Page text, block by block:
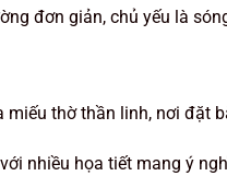
đơn giản, chủ yếu là
thờ thần linh, nơi đặt
nhiều họa tiết mang ý